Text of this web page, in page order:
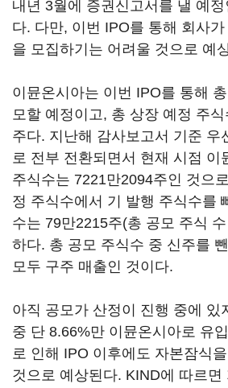
내년 3월에 증권신고서를 낼 예
다. 다만, 이번 IPO를 통해 회사
을 모집하기는 어려울 것으로 예
이뮨온시아는 이번 IPO를 통해
모할 예정이고, 총 상장 예정 주
주다. 지난해 감사보고서 기준 우
로 전부 전환되면서 현재 시점 이
주식수는 7221만2094주인 것으
정 주식수에서 기 발행 주식수를
수는 79만2215주(총 공모 주식
하다. 총 공모 주식수 중 신주를
모두 구주 매출인 것이다.
아직 공모가 산정이 진행 중에 있
중 단 8.66%만 이뮨온시아로 유
로 인해 IPO 이후에도 자본잠식
것으로 예상된다. KIND에 따르면